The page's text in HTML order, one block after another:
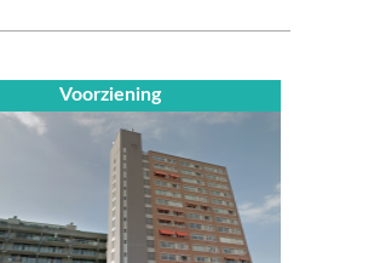
Voorziening